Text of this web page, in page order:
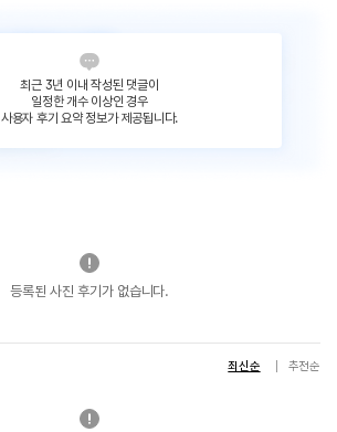
최근 3년 이내 작성된 댓글이
일정한 개수 이상인 경우
사용자 후기 요약 정보가 제공됩니다.
등록된 사진 후기가 없습니다.
최신순 추천순